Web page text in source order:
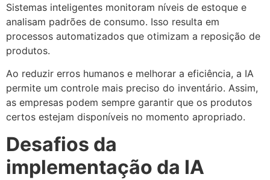
Sistemas inteligentes monitoram níveis de estoque e
analisam padrões de consumo. Isso resulta em
processos automatizados que otimizam a reposição de
produtos.
Ao reduzir erros humanos e melhorar a eficiência, a IA
permite um controle mais preciso do inventário. Assim,
as empresas podem sempre garantir que os produtos
certos estejam disponíveis no momento apropriado.
Desafios da
implementação da IA